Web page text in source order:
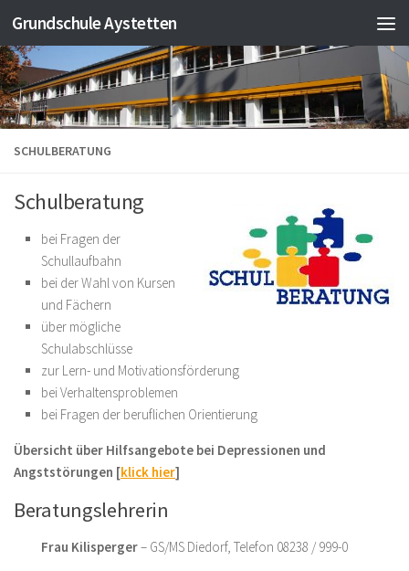
Zum Inhalt springen
Grundschule Aystetten
SCHULBERATUNG
Schulberatung
bei Fragen der
Schullaufbahn
bei der Wahl von Kursen
und Fächern
über mögliche
Schulabschlüsse
zur Lern- und Motivationsförderung
bei Verhaltensproblemen
bei Fragen der beruflichen Orientierung
Übersicht über Hilfsangebote bei Depressionen und
Angststörungen [klick hier]
Beratungslehrerin
Frau Kilisperger– GS/MS Diedorf, Telefon 08238 / 999-0